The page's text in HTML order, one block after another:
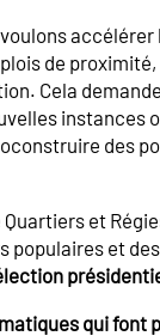
de
Cela
instances
des
et
populaires et
qui font